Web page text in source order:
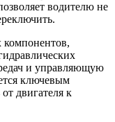
водителю не
и управляющую
ключевым
двигателя к